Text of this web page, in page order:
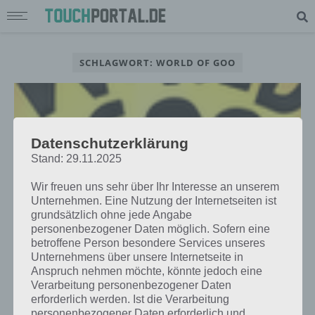
SCHLAGWORT: WORLD OF GOO
APPS
WORLD OF GOO KOSTENLOS IM
AMAZON APP SHOP – GRATIS-APP
Datenschutzerklärung
Stand: 29.11.2025
Wir freuen uns sehr über Ihr Interesse an unserem
Unternehmen. Eine Nutzung der Internetseiten ist
grundsätzlich ohne jede Angabe
personenbezogener Daten möglich. Sofern eine
betroffene Person besondere Services unseres
Unternehmens über unsere Internetseite in
Anspruch nehmen möchte, könnte jedoch eine
Verarbeitung personenbezogener Daten
erforderlich werden. Ist die Verarbeitung